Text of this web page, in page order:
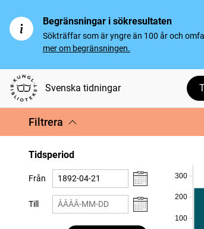
Begränsningar i sökresultaten
Sökträffar som är yngre än 100 år och
mer om begränsningen.
Svenska tidningar
Filtrera
Tidsperiod
Från
Till
100
200
300